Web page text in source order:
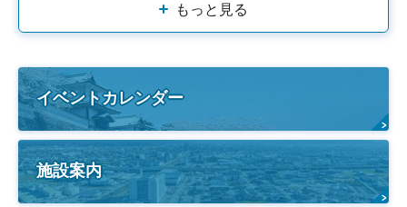
もっと見る
イベントカレンダー
施設案内